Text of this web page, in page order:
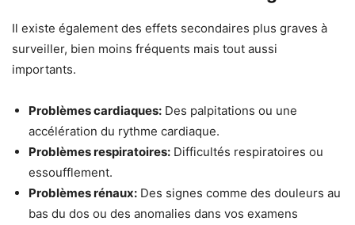
Il existe également des effets secondaires plus graves à
surveiller, bien moins fréquents mais tout aussi
importants.
Problèmes cardiaques: Des palpitations ou une
accélération du rythme cardiaque.
Problèmes respiratoires: Difficultés respiratoires ou
essoufflement.
Problèmes rénaux: Des signes comme des douleurs au
bas du dos ou des anomalies dans vos examens